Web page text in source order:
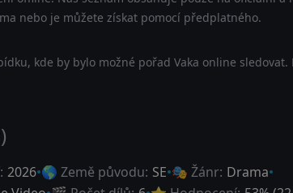
nebo je můžete získat pomocí předplatného.
kde by bylo možné pořad Vaka online
2026 🌎 Země původu: SE 🎭 Žánr: Drama